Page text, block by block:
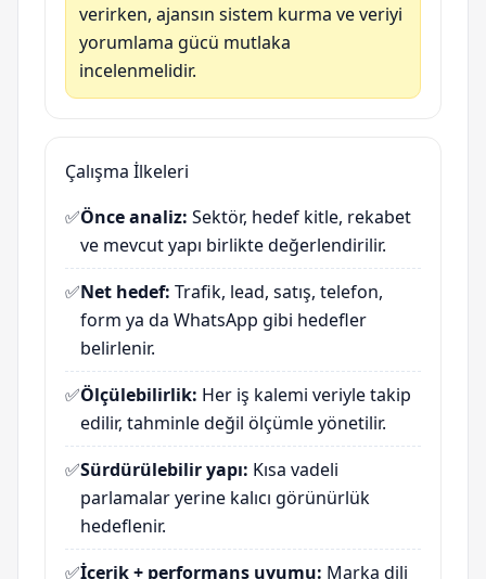
verirken, ajansın sistem kurma ve veriyi
yorumlama gücü mutlaka
incelenmelidir.
Çalışma İlkeleri
✅Önce analiz: Sektör, hedef kitle, rekabet
ve mevcut yapı birlikte değerlendirilir.
✅Net hedef: Trafik, lead, satış, telefon,
form ya da WhatsApp gibi hedefler
belirlenir.
✅Ölçülebilirlik: Her iş kalemi veriyle takip
edilir, tahminle değil ölçümle yönetilir.
✅Sürdürülebilir yapı: Kısa vadeli
parlamalar yerine kalıcı görünürlük
hedeflenir.
✅İçerik + performans uyumu: Marka dili